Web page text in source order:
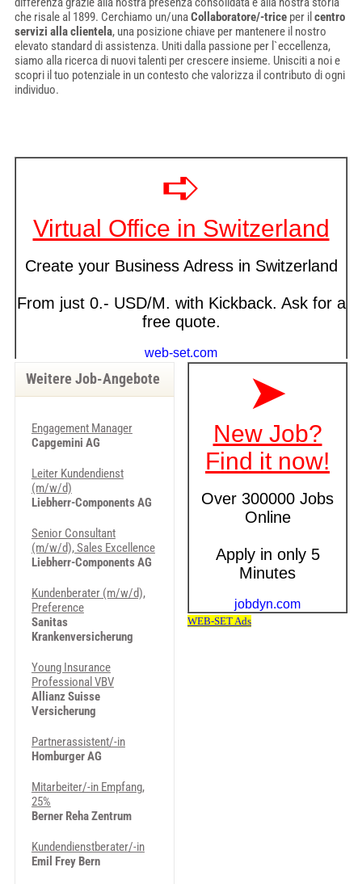
che risale al 1899. Cerchiamo un/unaCollaboratore/-triceper il centro
servizi alla clientela, una posizione chiave per mantenere il nostro
elevato standard di assistenza. Uniti dalla passione per l`eccellenza,
siamo alla ricerca di nuovi talenti per crescere insieme. Unisciti a noi e
scopri il tuo potenziale in un contesto che valorizza il contributo di ogni
individuo.
Weitere Job-Angebote
Engagement Manager
Capgemini AG
Leiter Kundendienst
(m/w/d)
Liebherr-Components AG
Senior Consultant
(m/w/d), Sales Excellence
Liebherr-Components AG
Kundenberater (m/w/d),
Preference
Sanitas
Krankenversicherung
Young Insurance
Professional VBV
Allianz Suisse
Versicherung
Partnerassistent/-in
Homburger AG
Mitarbeiter/-in Empfang,
25%
Berner Reha Zentrum
Kundendienstberater/-in
Emil Frey Bern